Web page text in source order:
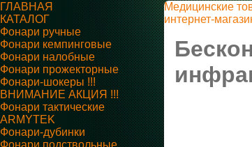
ГЛАВНАЯ
КАТАЛОГ
Фонари ручные
Фонари кемпинговые
Фонари налобные
Фонари прожекторные
Фонари-шокеры !!!
ВНИМАНИЕ АКЦИЯ !!!
Фонари тактические
ARMYTEK
Фонари-дубинки
Фонари подствольные
Медицинские
интернет-